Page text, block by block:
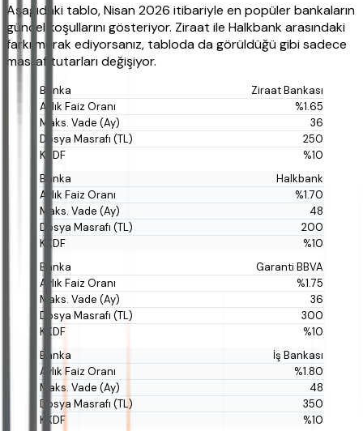
Aşağıdaki tablo, Nisan 2026 itibariyle en popüler bankaların
güncel koşullarını gösteriyor. Ziraat ile Halkbank arasındaki
farkı merak ediyorsanız, tabloda da görüldüğü gibi sadece
masraf tutarları değişiyor.
Ziraat Bankası
%1.65
36
250
%10
Halkbank
%1.70
48
200
%10
Garanti BBVA
%1.75
36
300
%10
İş Bankası
%1.80
48
350
%10